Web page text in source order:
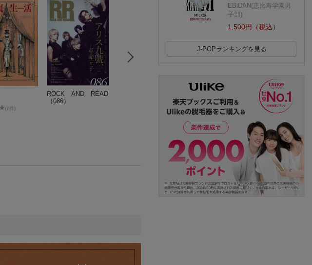
(7件)
ROCK AND READ
（086）
＜楠本まきコレクシ
ョン＞
楠本まき
(2件)
Kの葬列 愛蔵版
本まきコレクシ
＞
楠本まき
EBiDAN(恵比寿学園男
子部)
1,500円（税込）
J-POPランキングを見る